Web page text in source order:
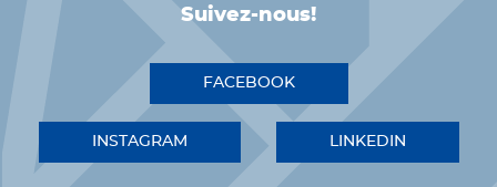
Suivez-nous!
FACEBOOK
INSTAGRAM LINKEDIN